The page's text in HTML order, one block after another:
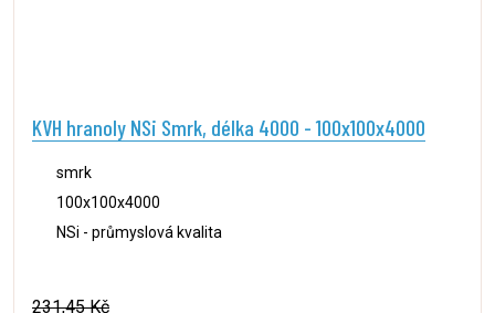
KVH hranoly NSi Smrk, délka 4000 - 100x100x4000
smrk
100x100x4000
NSi - průmyslová kvalita
231,45 Kč